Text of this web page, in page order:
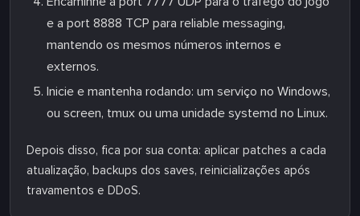
e a port 8888 TCP para reliable messaging,
mantendo os mesmos números internos e
externos.
Inicie e mantenha rodando: um serviço no Windows,
ou screen, tmux ou uma unidade systemd no Linux.
Depois disso, fica por sua conta: aplicar patches a cada
atualização, backups dos saves, reinicializações após
travamentos e DDoS.